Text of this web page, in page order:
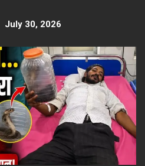
July 30, 2026